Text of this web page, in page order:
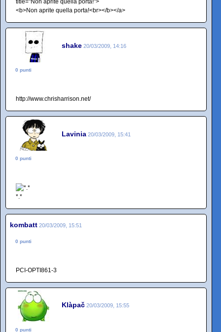
title="Non aprite quella porta!">
<b>Non aprite quella porta!<br></b></a>
shake 20/03/2009, 14:16
0 punti
http://www.chrisharrison.net/
Lavinia 20/03/2009, 15:41
0 punti
*.*
kombatt 20/03/2009, 15:51
0 punti
PCI-OPTI861-3
Klàpač 20/03/2009, 15:55
0 punti